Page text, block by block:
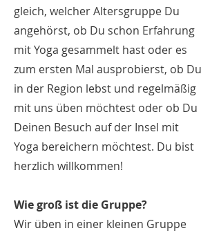
gleich, welcher Altersgruppe Du
angehörst, ob Du schon Erfahrung
mit Yoga gesammelt hast oder es
zum ersten Mal ausprobierst, ob Du
in der Region lebst und regelmäßig
mit uns üben möchtest oder ob Du
Deinen Besuch auf der Insel mit
Yoga bereichern möchtest. Du bist
herzlich willkommen!
Wie groß ist die Gruppe?
Wir üben in einer kleinen Gruppe